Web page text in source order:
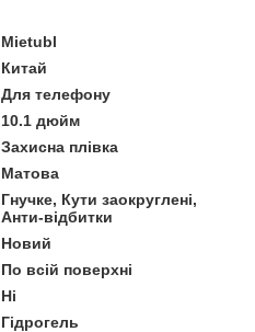
Mietubl
Китай
Для телефону
10.1 дюйм
Захисна плівка
Матова
Гнучке, Кути заокруглені,
Анти-відбитки
Новий
По всій поверхні
Ні
Гідрогель